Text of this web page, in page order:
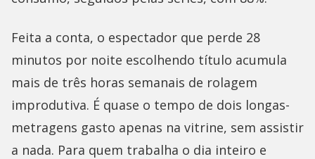
Feita a conta, o espectador que perde 28
minutos por noite escolhendo título acumula
mais de três horas semanais de rolagem
improdutiva. É quase o tempo de dois longas-
metragens gasto apenas na vitrine, sem assistir
a nada. Para quem trabalha o dia inteiro e